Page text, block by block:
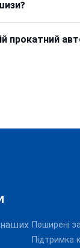
прокатний
наших Поширені
Підтримка